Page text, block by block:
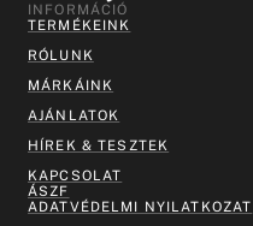
INFORMÁCIÓ
TERMÉKEINK
RÓLUNK
MÁRKÁINK
AJÁNLATOK
HÍREK & TESZTEK
KAPCSOLAT
ÁSZF
ADATVÉDELMI NYILATKOZAT